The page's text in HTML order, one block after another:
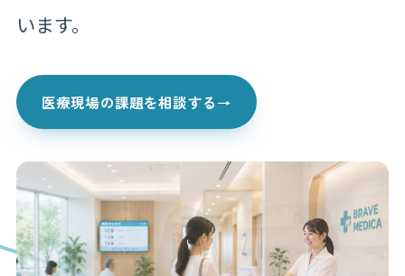
います。
医療現場の課題を相談する→